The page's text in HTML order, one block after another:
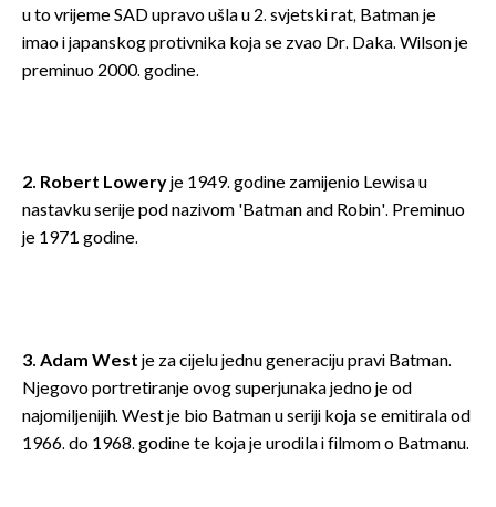
u to vrijeme SAD upravo ušla u 2. svjetski rat, Batman je
imao i japanskog protivnika koja se zvao Dr. Daka. Wilson je
preminuo 2000. godine.
2. Robert Loweryje 1949. godine zamijenio Lewisa u
nastavku serije pod nazivom 'Batman and Robin'. Preminuo
je 1971. godine.
3. Adam West je za cijelu jednu generaciju pravi Batman.
Njegovo portretiranje ovog superjunaka jedno je od
najomiljenijih. West je bio Batman u seriji koja se emitirala od
1966. do 1968. godine te koja je urodila i filmom o Batmanu.